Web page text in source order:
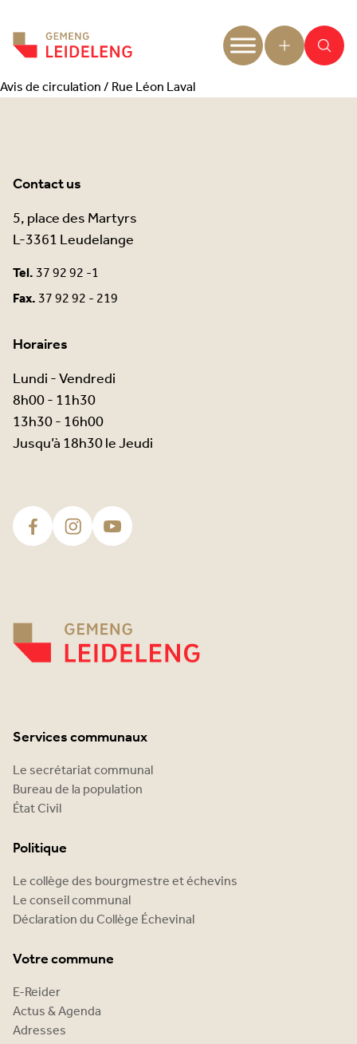
Avis de circulation / Rue Léon Laval
Contact us
5, place des Martyrs
L-3361 Leudelange
Tel.37 92 92 -1
Fax.37 92 92 - 219
Horaires
Lundi - Vendredi
8h00 - 11h30
13h30 - 16h00
Jusqu’à 18h30 le Jeudi
Services communaux
Le secrétariat communal
Bureau de la population
État Civil
Politique
Le collège des bourgmestre et échevins
Le conseil communal
Déclaration du Collège Échevinal
Votre commune
E-Reider
Actus & Agenda
Adresses